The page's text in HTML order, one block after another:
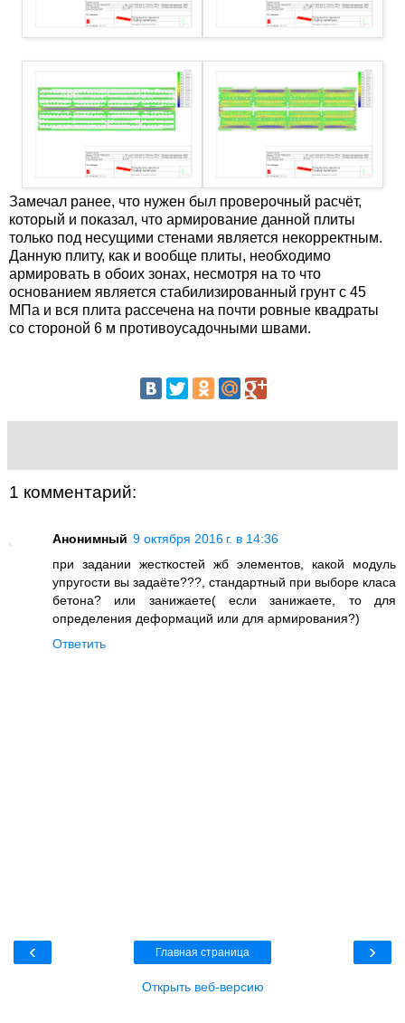
Замечал ранее, что нужен был проверочный расчёт,
который и показал, что армирование данной плиты
только под несущими стенами является некорректным.
Данную плиту, как и вообще плиты, необходимо
армировать в обоих зонах, несмотря на то что
основанием является стабилизированный грунт с 45
МПа и вся плита рассечена на почти ровные квадраты
со стороной 6 м противоусадочными швами.
1 комментарий:
Анонимный 9 октября 2016 г. в 14:36
при задании жесткостей жб элементов, какой модуль
упругости вы задаёте???, стандартный при выборе класа
бетона? или занижаете( если занижаете, то для
определения деформаций или для армирования?)
Ответить
‹ ›
Главная страница
Открыть веб-версию